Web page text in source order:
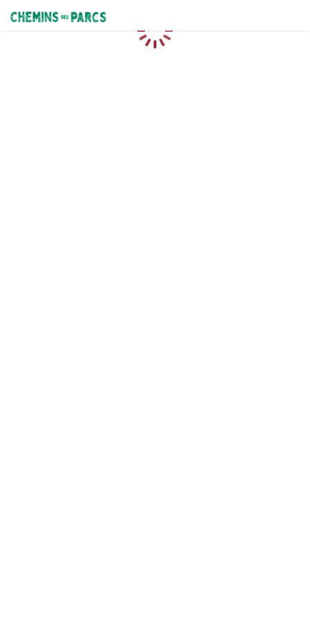
Chemins des Parcs
Caricamento